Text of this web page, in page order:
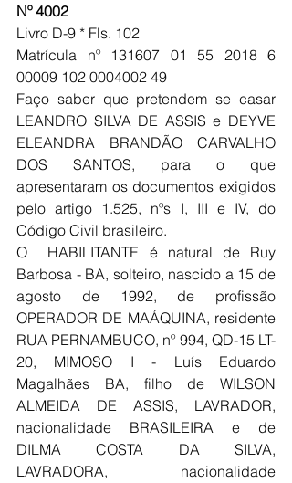
Nº 4002
Livro D-9 * Fls. 102
Matrícula nº 131607 01 55 2018 6
00009 102 0004002 49
Faço saber que pretendem se casar
LEANDRO SILVA DE ASSIS e DEYVE
ELEANDRA BRANDÃO CARVALHO
DOS SANTOS, para o que
apresentaram os documentos exigidos
pelo artigo 1.525, nºs I, III e IV, do
Código Civil brasileiro.
O  HABILITANTE é natural de Ruy
Barbosa - BA, solteiro, nascido a 15 de
agosto de 1992, de profissão
OPERADOR DE MAÁQUINA, residente
RUA PERNAMBUCO, nº 994, QD-15 LT-
20, MIMOSO I - Luís Eduardo
Magalhães BA, filho de WILSON
ALMEIDA DE ASSIS, LAVRADOR,
nacionalidade BRASILEIRA e de
DILMA COSTA DA SILVA,
LAVRADORA, nacionalidade